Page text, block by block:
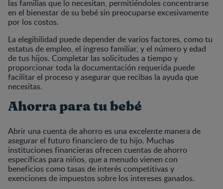
las familias que lo necesitan, permitiéndoles concentrarse
en el bienestar de su bebé sin preocuparse excesivamente
por los costos.
La elegibilidad puede depender de varios factores, como tu
estatus de empleo, el ingreso familiar, y el número y edad
de tus hijos. Completar las solicitudes a tiempo y
proporcionar toda la documentación requerida puede
facilitar el proceso y asegurar que recibas la ayuda que
necesitas.
Ahorra para tu bebé
Abrir una cuenta de ahorro es una excelente manera de
asegurar el futuro financiero de tu hijo. Muchas
instituciones financieras ofrecen cuentas de ahorro
específicas para niños, que a menudo vienen con
beneficios como tasas de interés competitivas y
exenciones de impuestos sobre los intereses ganados.